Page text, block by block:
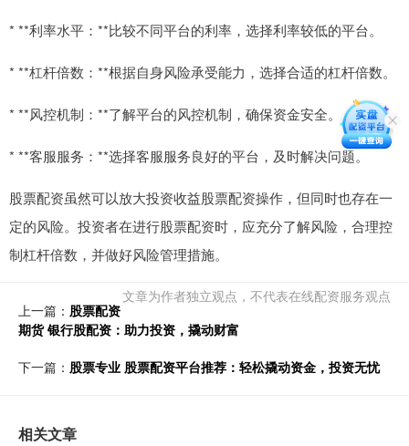
* **利率水平：**比较不同平台的利率，选择利率较低的平台。
* **杠杆倍数：**根据自身风险承受能力，选择合适的杠杆倍数。
* **风控机制：**了解平台的风控机制，确保资金安全。
* **客服服务：**选择客服服务良好的平台，及时解决问题。
股票配资虽然可以放大投资收益股票配资操作，但同时也存在一
定的风险。投资者在进行股票配资时，应充分了解风险，合理控
制杠杆倍数，并做好风险管理措施。
文章为作者独立观点，不代表在线配资服务观点
上一篇： 股票配资
期货 银行股配资：助力投资，撬动财富
下一篇： 股票专业 股票配资平台推荐：轻松撬动资金，投资无忧
相关文章